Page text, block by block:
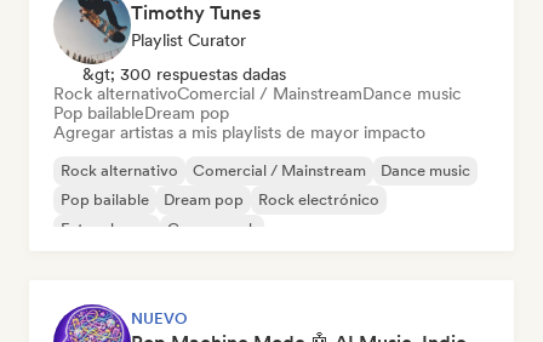
Timothy Tunes
Playlist Curator
&gt; 300 respuestas dadas
Rock alternativoComercial / MainstreamDance music
Pop bailableDream pop
Agregar artistas a mis playlists de mayor impacto
Rock alternativo Comercial / Mainstream
Dance music
Pop bailable
Dream pop
Rock electrónico
Future house
Garage rock
NUEVO